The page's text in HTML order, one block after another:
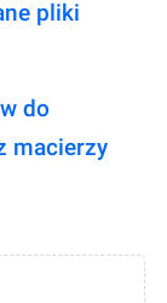
pliki
do
macierzy